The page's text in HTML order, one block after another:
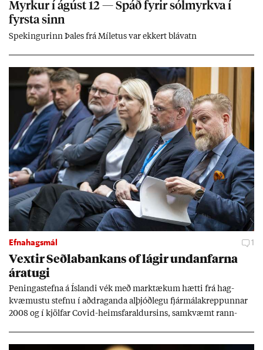
Myrk­ur í ág­úst 12 — Spáð fyr­ir sól­myrkva í
fyrsta sinn
Spek­ing­ur­inn Þa­les frá Míletus var ekk­ert blá­vatn
Efnahagsmál 1
Vext­ir Seðla­bank­ans of lág­ir und­an­farna
ára­tugi
Pen­inga­stefna á Ís­landi vék með mark­tæk­um hætti frá hag­
kvæm­ustu stefnu í að­drag­anda al­þjóð­legu fjár­málakrepp­unn­ar
2008 og í kjöl­far Covid-heims­far­ald­urs­ins, sam­kvæmt rann­